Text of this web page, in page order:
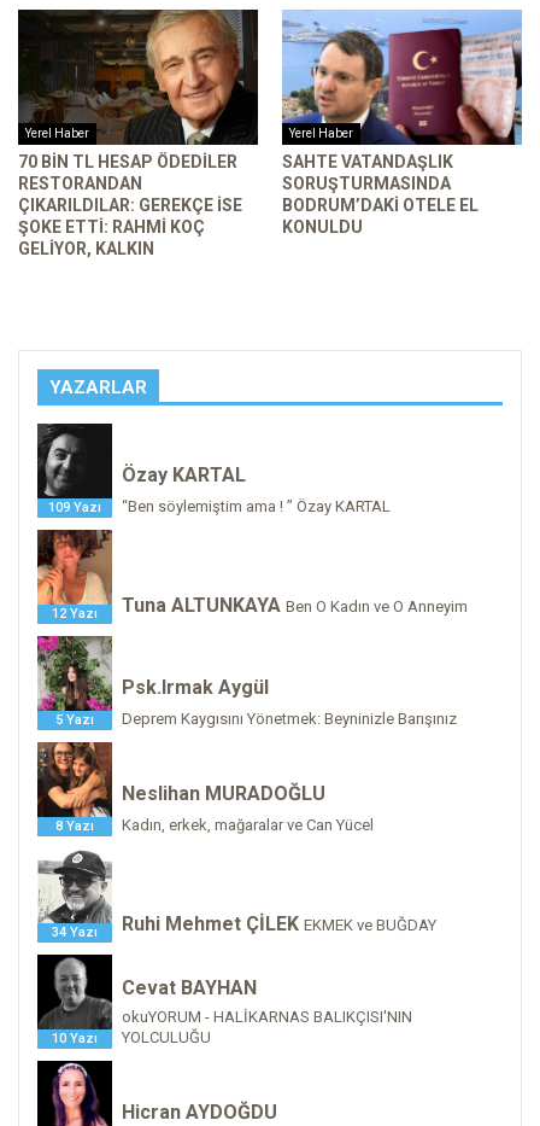
Yerel Haber
70 BIN TL HESAP ÖDEDILER
RESTORANDAN
ÇIKARILDILAR: GEREKÇE ISE
ŞOKE ETTI: RAHMI KOÇ
GELIYOR, KALKIN
Yerel Haber
SAHTE VATANDAŞLIK
SORUŞTURMASINDA
BODRUM’DAKI OTELE EL
KONULDU
YAZARLAR
109 Yazı
Özay KARTAL
“Ben söylemiştim ama ! ” Özay KARTAL
12 Yazı Tuna ALTUNKAYA Ben O Kadın ve O Anneyim
5 Yazı
Psk.Irmak Aygül
Deprem Kaygısını Yönetmek: Beyninizle Barışınız
8 Yazı
Neslihan MURADOĞLU
Kadın, erkek, mağaralar ve Can Yücel
34 Yazı Ruhi Mehmet ÇİLEK EKMEK ve BUĞDAY
10 Yazı
Cevat BAYHAN
okuYORUM - HALİKARNAS BALIKÇISI'NIN
YOLCULUĞU
Hicran AYDOĞDU